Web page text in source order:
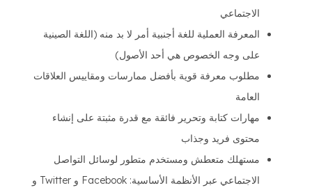
الاجتماعي
المعرفة العملية للغة أجنبية أمر لا بد منه (اللغة الصينية
على وجه الخصوص هي أحد الأصول)
مطلوب معرفة قوية بأفضل ممارسات ومقاييس العلاقات
العامة
مهارات كتابة وتحرير فائقة مع قدرة مثبتة على إنشاء
محتوى فريد وجذاب
مستهلك متعطش ومستخدم متطور لوسائل التواصل
الاجتماعي عبر الأنظمة الأساسية: Facebook و Twitter و